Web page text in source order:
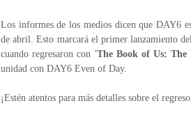
Los informes de los medios dicen que DAY6
de abril. Esto marcará el primer lanzamiento
cuando regresaron con 'The Book of Us: The
unidad con DAY6 Even of Day.
¡Estén atentos para más detalles sobre el